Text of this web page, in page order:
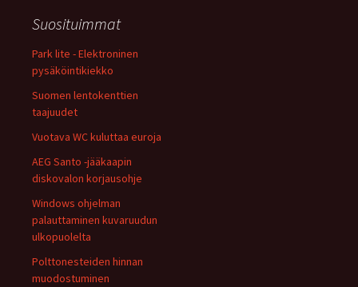
Suosituimmat
Park lite - Elektroninen
pysäköintikiekko
Suomen lentokenttien
taajuudet
Vuotava WC kuluttaa euroja
AEG Santo -jääkaapin
diskovalon korjausohje
Windows ohjelman
palauttaminen kuvaruudun
ulkopuolelta
Polttonesteiden hinnan
muodostuminen